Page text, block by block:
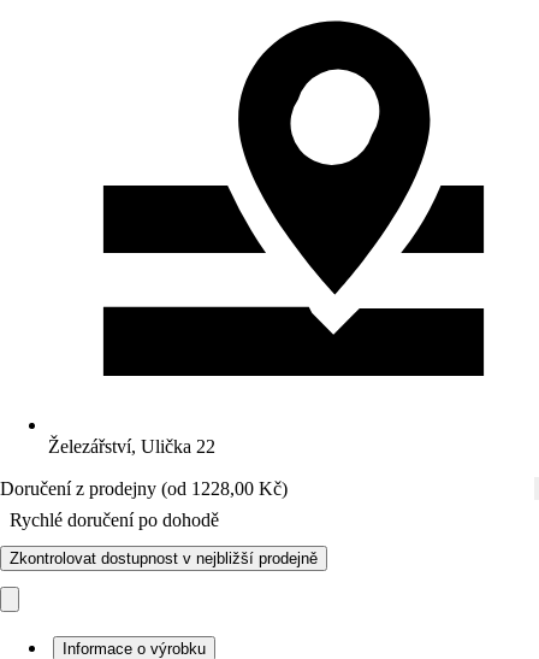
Železářství, Ulička 22
Doručení z prodejny (od 1228,00 Kč)
Rychlé doručení po dohodě
Zkontrolovat dostupnost v nejbližší prodejně
Informace o výrobku